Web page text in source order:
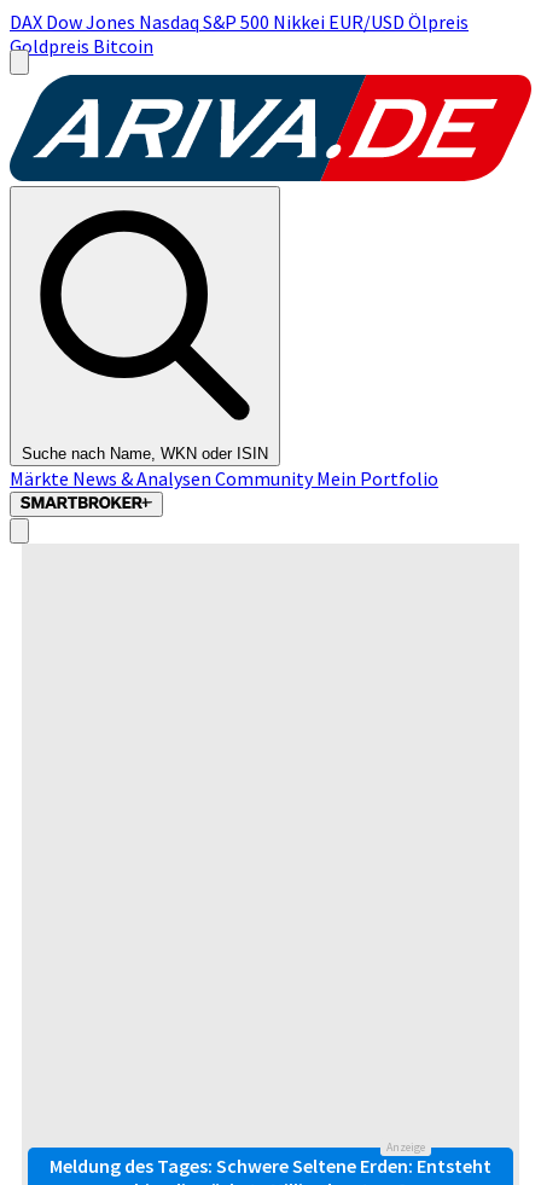
DAX Dow Jones Nasdaq S&P 500 Nikkei EUR/USD Ölpreis
Goldpreis Bitcoin
Suche nach Name, WKN oder ISIN
Märkte News & Analysen CommunityMein Portfolio
Anzeige
Meldung des Tages: Schwere Seltene Erden: Entsteht